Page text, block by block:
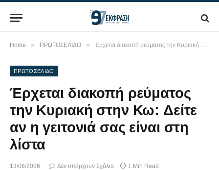
Home » ΠΡΩΤΟΣΕΛΙΔΟ » Έρχεται διακοπή ρεύματος την Κυριακή στην Κω: Δείτε αν η γειτονιά σας είναι στη λίστα
ΠΡΩΤΟΣΕΛΙΔΟ
Έρχεται διακοπή ρεύματος
την Κυριακή στην Κω: Δείτε
αν η γειτονιά σας είναι στη
λίστα
13/06/2026 Δεν υπάρχουν Σχόλια 1 Min Read